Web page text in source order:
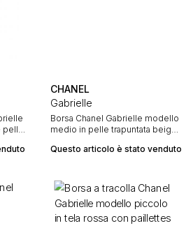
pelle
CHANEL
Gabrielle
Borsa Chanel Gabrielle modello
medio in pelle trapuntata beige
Questo articolo è stato venduto